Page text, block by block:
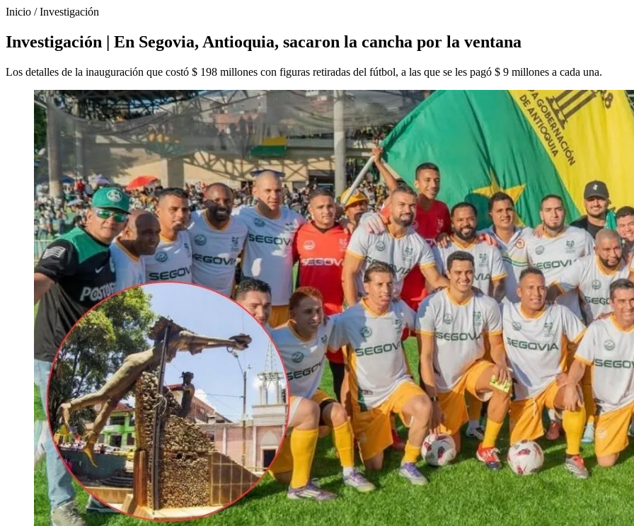
Inicio /Investigación
Investigación | En Segovia, Antioquia, sacaron la cancha por la ventana
Los detalles de la inauguración que costó $ 198 millones con figuras retiradas del fútbol, a las que se les pagó $ 9 millones a cada una.